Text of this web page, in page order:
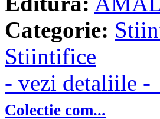
Categorie:
Stiintifice
- vezi detaliile -
Colectie com...